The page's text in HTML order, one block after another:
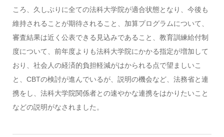
ころ、久しぶりに全ての法科大学院が適合状態となり、今後も
維持されることが期待されること、加算プログラムについて、
審査結果は近く公表できる見込みであること、教育訓練給付制
度について、前年度よりも法科大学院にかかる指定が増加して
おり、社会人の経済的負担軽減がはかられる点で望ましいこ
と、CBTの検討が進んでいるが、説明の機会など、法務省と連
携をし、法科大学院関係者との速やかな連携をはかりたいこと
などの説明がなされました。